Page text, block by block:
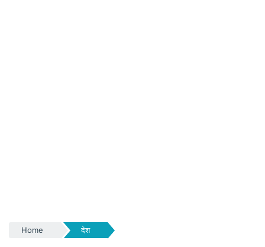
Home देश